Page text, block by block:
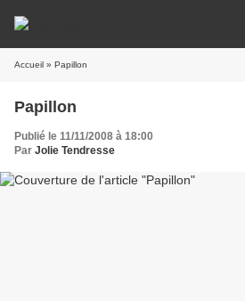
Accueil » Papillon
Papillon
Publié le 11/11/2008 à 18:00
Par Jolie Tendresse